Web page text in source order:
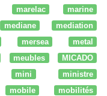
marelac
marine
mediane
mediation
mersea
metal
meubles
MICADO
mini
ministre
mobile
mobilités